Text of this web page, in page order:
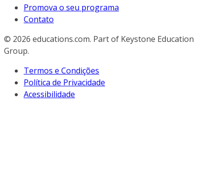
Promova o seu programa
Contato
© 2026 educations.com. Part of Keystone Education
Group.
Termos e Condições
Política de Privacidade
Acessibilidade